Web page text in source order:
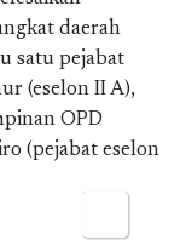
daerah
satu pejabat
(eselon II A),
OPD
(pejabat eselon